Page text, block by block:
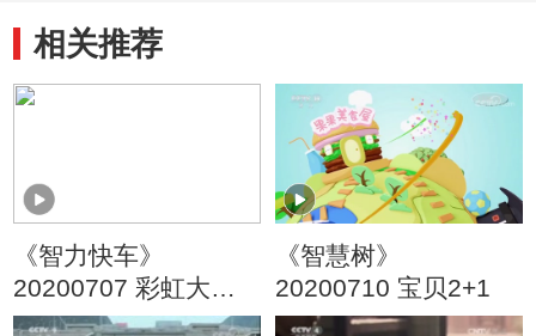
相关推荐
《智力快车》
20200707 彩虹大作
战
《智慧树》
20200710 宝贝2+1